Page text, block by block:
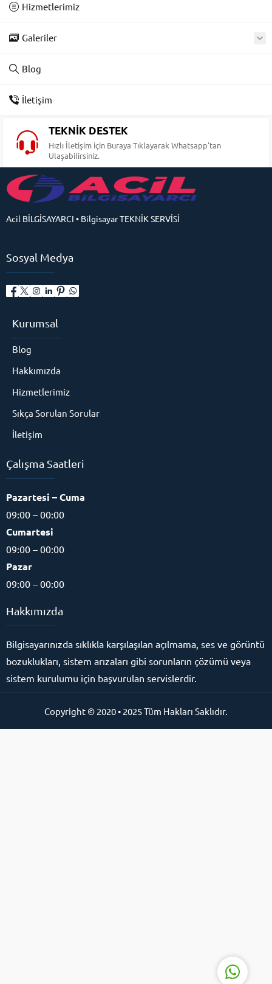
Hizmetlerimiz
Galeriler
Blog
İletişim
TEKNİK DESTEK
Hızlı İletişim için Buraya Tıklayarak Whatsapp'tan
Ulaşabilirsiniz.
Acil BİLGİSAYARCI • Bilgisayar TEKNİK SERVİSİ
Sosyal Medya
Kurumsal
Blog
Hakkımızda
Hizmetlerimiz
Sıkça Sorulan Sorular
İletişim
Çalışma Saatleri
Pazartesi – Cuma
09:00 – 00:00
Cumartesi
09:00 – 00:00
Pazar
09:00 – 00:00
Hakkımızda
Bilgisayarınızda sıklıkla karşılaşılan açılmama, ses ve görüntü
bozuklukları, sistem arızaları gibi sorunların çözümü veya
sistem kurulumu için başvurulan servislerdir.
Copyright © 2020 • 2025 Tüm Hakları Saklıdır.